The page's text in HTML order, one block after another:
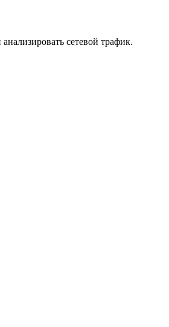
сетевой трафик.